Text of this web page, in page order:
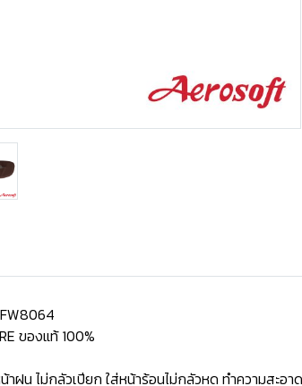
ของแท้ 100%
าฝน ไม่กลัวเปียก ใส่หน้าร้อนไม่กลัวหด ทำความสะอา